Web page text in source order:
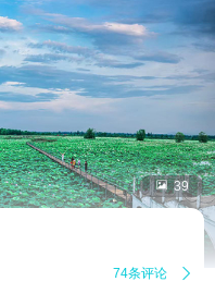
 39
74条评论 